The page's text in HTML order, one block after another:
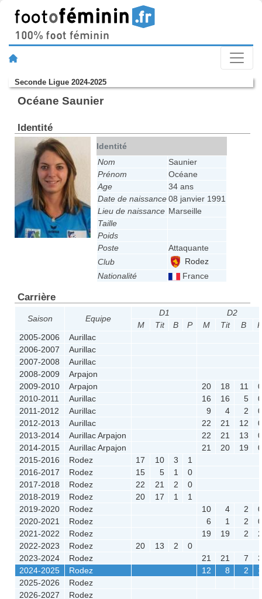
Seconde Ligue 2024-2025
Océane Saunier
Identité
Identité
Nom
Saunier
Prénom
Océane
Age
34 ans
Date de naissance 08 janvier 1991
Lieu de naissance Marseille
Taille
Poids
Poste
Attaquante
Club
Rodez
Nationalité
France
Carrière
Saison Equipe
D1
D2
M
Tit B P M Tit B
P
2005-2006
Aurillac
2006-2007
Aurillac
2007-2008
Aurillac
2008-2009
Arpajon
2009-2010
Arpajon 20 18 11
0
2010-2011
Aurillac 16 16 5
0
2011-2012
Aurillac 9 4 2
0
2012-2013
Aurillac 22 21 12
0
2013-2014
Aurillac Arpajon 22 21 13
0
2014-2015
Aurillac Arpajon 21 20 19
0
2015-2016
Rodez 17 10 3
1
2016-2017
Rodez 15 5 1
0
2017-2018
Rodez 22 21 2
0
2018-2019
Rodez 20 17 1
1
2019-2020
Rodez 10 4 2
0
2020-2021
Rodez 6 1 2
0
2021-2022
Rodez 19 19 2
2
2022-2023
Rodez 20 13 2
0
2023-2024
Rodez 21 21 7
3
2024-2025
Rodez 12 8 2
1
2025-2026
Rodez
2026-2027
Rodez